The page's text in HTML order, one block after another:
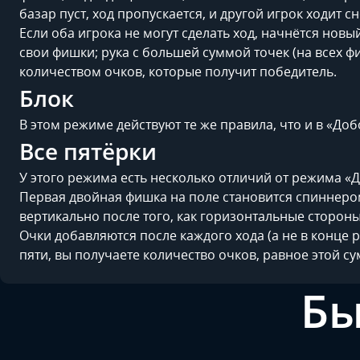
базар пуст, ход пропускается, и другой игрок ходит
Если оба игрока не могут сделать ход, начнётся
свои фишки; рука с большей суммой точек (на всех
количеством очков, которые получит победитель.
Блок
В этом режиме действуют те же правила, что и в
Все пятёрки
У этого режима есть несколько отличий от режима
Первая двойная фишка на поле становится
вертикально после того, как горизонтальные
Очки добавляются после каждого хода (а не в конце
пяти, вы получаете количество очков, равное этой